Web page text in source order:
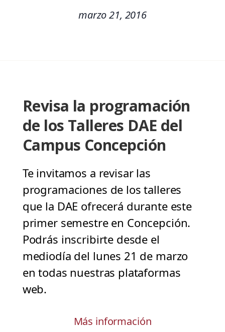
marzo 21, 2016
Revisa la programación
de los Talleres DAE del
Campus Concepción
Te invitamos a revisar las
programaciones de los talleres
que la DAE ofrecerá durante este
primer semestre en Concepción.
Podrás inscribirte desde el
mediodía del lunes 21 de marzo
en todas nuestras plataformas
web.
Más información